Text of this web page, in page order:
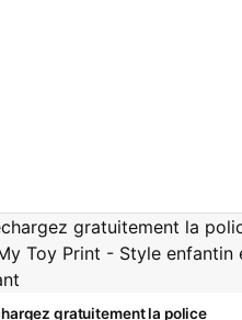
gratuitement la police